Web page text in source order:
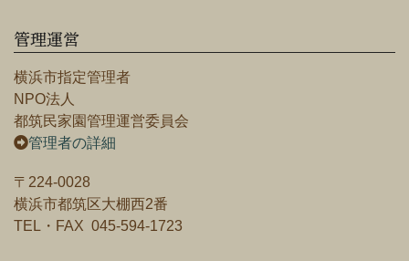
管理運営
横浜市指定管理者
NPO法人
都筑民家園管理運営委員会
管理者の詳細
〒224-0028
横浜市都筑区大棚西2番
TEL・FAX 045-594-1723